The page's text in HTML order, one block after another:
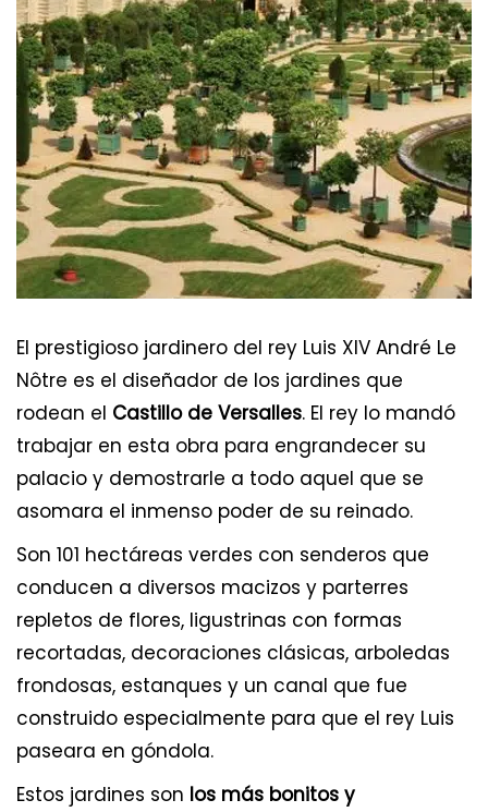
El prestigioso jardinero del rey Luis XIV André Le
Nôtre es el diseñador de los jardines que
rodean el Castillo de Versalles. El rey lo mandó
trabajar en esta obra para engrandecer su
palacio y demostrarle a todo aquel que se
asomara el inmenso poder de su reinado.
Son 101 hectáreas verdes con senderos que
conducen a diversos macizos y parterres
repletos de flores, ligustrinas con formas
recortadas, decoraciones clásicas, arboledas
frondosas, estanques y un canal que fue
construido especialmente para que el rey Luis
paseara en góndola.
Estos jardines son los más bonitos y